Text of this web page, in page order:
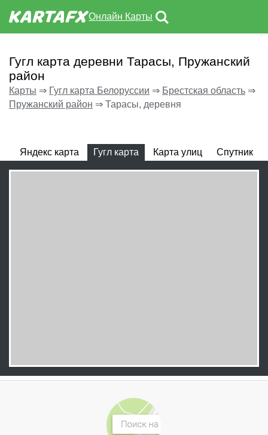
Онлайн Карты
Гугл карта деревни Тарасы, Пружанский
район
Карты ⇒ Гугл карта Белоруссии ⇒ Брестская область ⇒
Пружанский район ⇒ Тарасы, деревня
Яндекс карта Гугл карта Карта улиц Спутник